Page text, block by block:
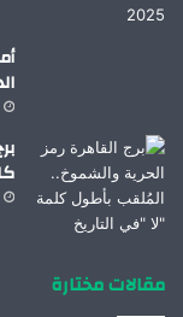
مقالات مختارة